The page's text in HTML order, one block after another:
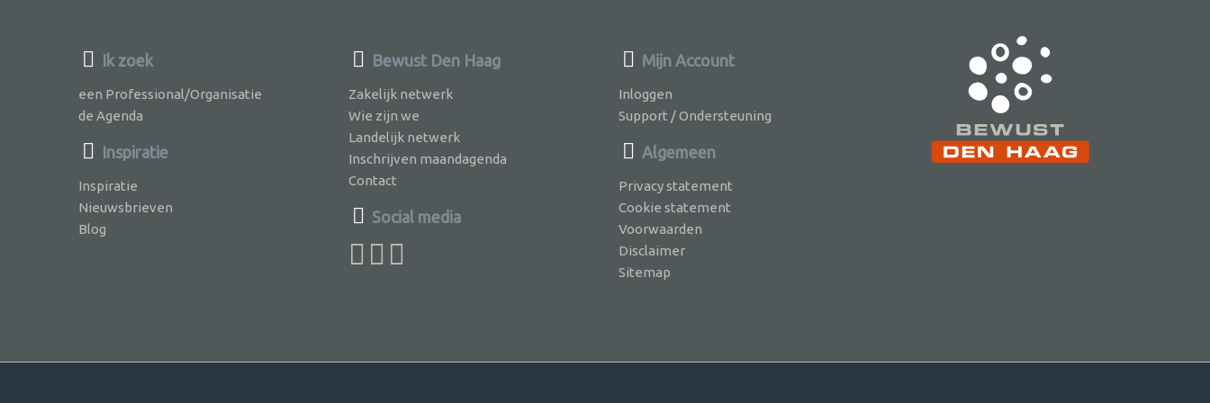
Ik zoek
een Professional/Organisatie
de Agenda
Inspiratie
Inspiratie
Nieuwsbrieven
Blog
Bewust Den Haag
Zakelijk netwerk
Wie zijn we
Landelijk netwerk
Inschrijven maandagenda
Contact
Social media
Mijn Account
Inloggen
Support / Ondersteuning
Algemeen
Privacy statement
Cookie statement
Voorwaarden
Disclaimer
Sitemap